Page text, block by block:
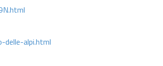
alpi.html